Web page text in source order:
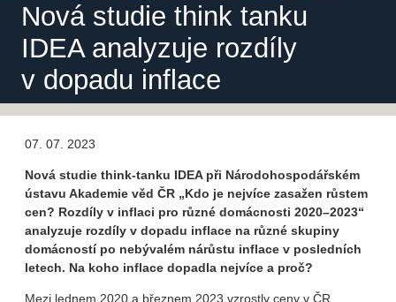
Nová studie think tanku
IDEA analyzuje rozdíly
v dopadu inflace
07. 07. 2023
Nová studie think-tanku IDEA při Národohospodářském
ústavu Akademie věd ČR „Kdo je nejvíce zasažen růstem
cen? Rozdíly v inflaci pro různé domácnosti 2020–2023“
analyzuje rozdíly v dopadu inflace na různé skupiny
domácností po nebývalém nárůstu inflace v posledních
letech. Na koho inflace dopadla nejvíce a proč?
Mezi lednem 2020 a březnem 2023 vzrostly ceny v ČR